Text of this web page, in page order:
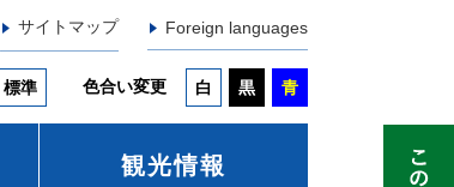
サイトマップ Foreign languages
標準 色合い変更 白 黒 青
観光情報